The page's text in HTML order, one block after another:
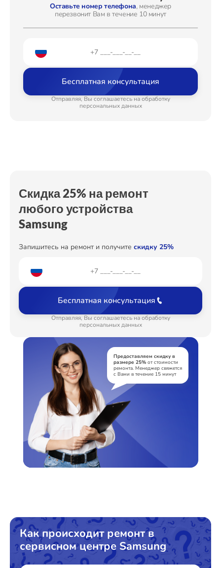
Оставьте номер телефона, менеджер
перезвонит Вам в течение 10 минут
Бесплатная консультация
Отправляя, Вы соглашаетесь на обработку
персональных данных
Скидка 25% на ремонт
любого устройства
Samsung
Запишитесь на ремонт и получите скидку 25%
Бесплатная консультация
Отправляя, Вы соглашаетесь на обработку
персональных данных
Предоставляем скидку в
размере 25%от стоимости
ремонта. Менеджер свяжется
с Вами в течение 15 минут
Как происходит ремонт в
сервисном центре Samsung
Ремонт Стиральных машин
Ремонт Микроволновых печей
Ремонт Сплит-систем